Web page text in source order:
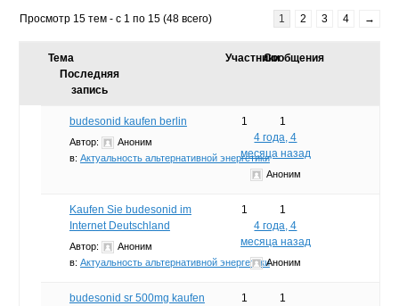
Просмотр 15 тем - с 1 по 15 (48 всего) 1 2 3 4 →
Тема УчастникиСообщения
Последняя
запись
budesonid kaufen berlin
Автор:
Аноним
в: Актуальность альтернативной энергетики
1
1
4 года, 4
месяца назад
Аноним
Kaufen Sie budesonid im
Internet Deutschland
Автор:
Аноним
в: Актуальность альтернативной энергетики
1
1
4 года, 4
месяца назад
Аноним
budesonid sr 500mg kaufen
1
1